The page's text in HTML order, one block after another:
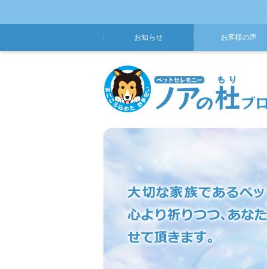
お知らせ お客様の声